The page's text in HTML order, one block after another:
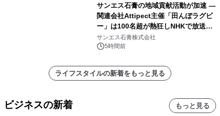
サンエス石膏の地域貢献活動が加速 ―
関連会社Attipect主催「田んぼラグビ
ー」は100名超が熱狂しNHKで放送さ
れました。
サンエス石膏株式会社
5時間前
ライフスタイルの新着をもっと見る
ビジネスの新着 もっと見る